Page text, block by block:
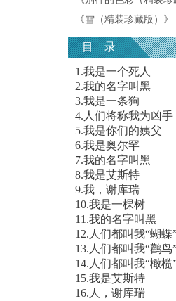
《雪（精装珍藏版） 》
目 录
1.我是一个死人
2.我的名字叫黑
3.我是一条狗
4.人们将称我为凶手
5.我是你们的姨父
6.我是奥尔罕
7.我的名字叫黑
8.我是艾斯特
9.我，谢库瑞
10.我是一棵树
11.我的名字叫黑
12.人们都叫我“蝴蝶
13.人们都叫我“鹳鸟
14.人们都叫我“橄榄
15.我是艾斯特
16.人，谢库瑞